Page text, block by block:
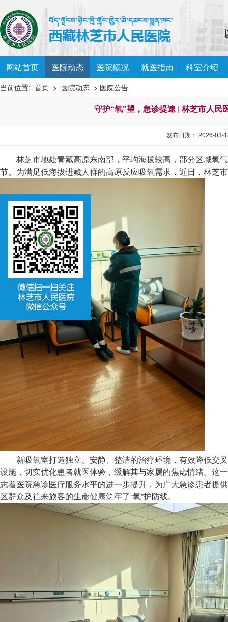
网站首页 医院动态 医院概况 就医指南 科室介绍
当前位置: 首页 > 医院动态 > 医院公告
守护“氧”望，急诊提速 | 林芝市人民
发布日期： 2026-03-
林芝市地处青藏高原东南部，平均海拔较高，部分区域氧
节。为满足低海拔进藏人群的高原反应吸氧需求，近日，林芝
新吸氧室打造独立、安静、整洁的治疗环境，有效降低交
设施，切实优化患者就医体验，缓解其与家属的焦虑情绪。这
志着医院急诊医疗服务水平的进一步提升，为广大急诊患者提
区群众及往来旅客的生命健康筑牢了“氧”护防线。